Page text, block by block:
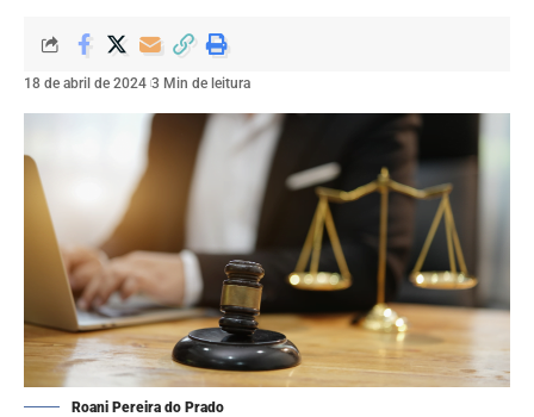
18 de abril de 2024 3 Min de leitura
Roani Pereira do Prado